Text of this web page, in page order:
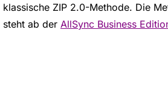
klassische ZIP 2.0-Methode. Die
steht ab der AllSync Business